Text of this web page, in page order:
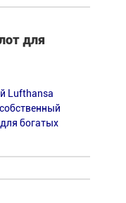
для
Lufthansa
богатых